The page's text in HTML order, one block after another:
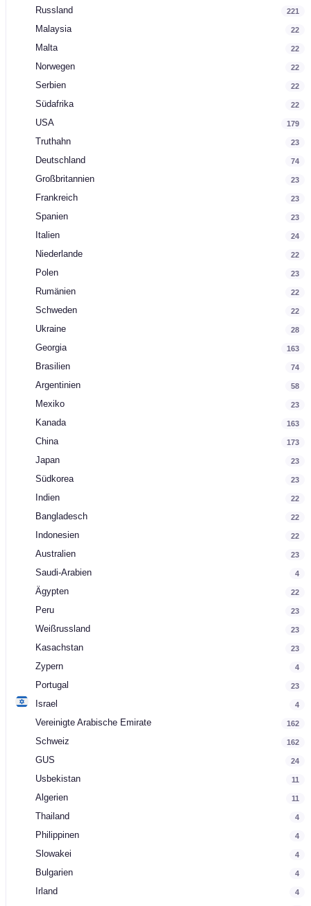
Russland 221
Malaysia 22
Malta 22
Norwegen 22
Serbien 22
Südafrika 22
USA 179
Truthahn 23
Deutschland 74
Großbritannien 23
Frankreich 23
Spanien 23
Italien 24
Niederlande 22
Polen 23
Rumänien 22
Schweden 22
Ukraine 28
Georgia 163
Brasilien 74
Argentinien 58
Mexiko 23
Kanada 163
China 173
Japan 23
Südkorea 23
Indien 22
Bangladesch 22
Indonesien 22
Australien 23
Saudi-Arabien 4
Ägypten 22
Peru 23
Weißrussland 23
Kasachstan 23
Zypern 4
Portugal 23
Israel 4
Vereinigte Arabische Emirate 162
Schweiz 162
GUS 24
Usbekistan 11
Algerien 11
Thailand 4
Philippinen 4
Slowakei 4
Bulgarien 4
Irland 4